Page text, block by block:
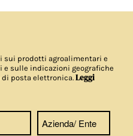
sui prodotti agroalimentari e
e sulle indicazioni geografiche
posta elettronica.Leggi